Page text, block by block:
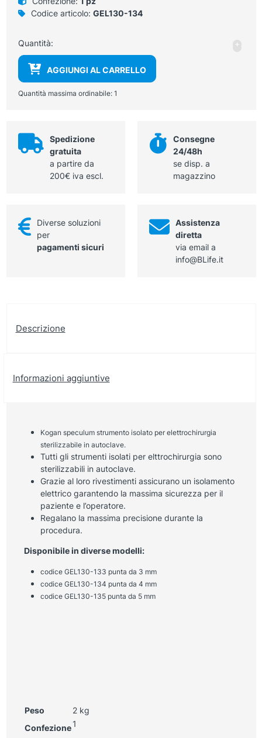
Codice articolo: GEL130-134
Quantità: -+
AGGIUNGI AL CARRELLO
Quantità massima ordinabile: 1
Spedizione
gratuita
a partire da
200€ iva escl.
Consegne
24/48h
se disp. a
magazzino
Diverse soluzioni
per
pagamenti sicuri
Assistenza
diretta
via email a
info@BLife.it
Descrizione
Informazioni aggiuntive
Kogan speculum strumento isolato per elettrochirurgia
sterilizzabile in autoclave.
Tutti gli strumenti isolati per elttrochirurgia sono
sterilizzabili in autoclave.
Grazie al loro rivestimenti assicurano un isolamento
elettrico garantendo la massima sicurezza per il
paziente e l’operatore.
Regalano la massima precisione durante la
procedura.
Disponibile in diverse modelli:
codice GEL130-133 punta da 3 mm
codice GEL130-134 punta da 4 mm
codice GEL130-135 punta da 5 mm
Peso
2 kg
Confezione 1